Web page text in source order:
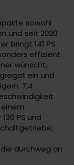
sowohl
und seit 2020
bringt 141 PS
effizient
wünscht,
ein und
7,4
PS und
durchweg an